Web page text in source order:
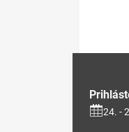
24. -